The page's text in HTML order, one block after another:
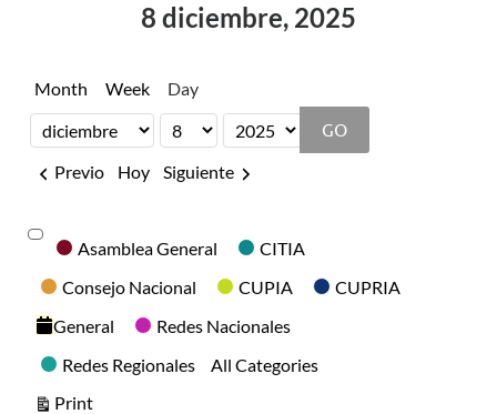
8 diciembre, 2025
Month Week Day
Month
Day
Year
Previo
Hoy Siguiente
CategoriesAsamblea General
CITIA
Consejo Nacional
CUPIA
CUPRIA
General
Redes Nacionales
Redes Regionales
All Categories
PrintView